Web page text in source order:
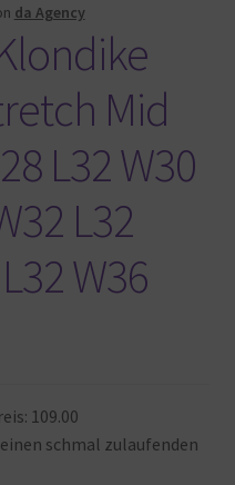
da Agency
Mid
L32 W30
L32
W36
109.00
schmal zulaufenden